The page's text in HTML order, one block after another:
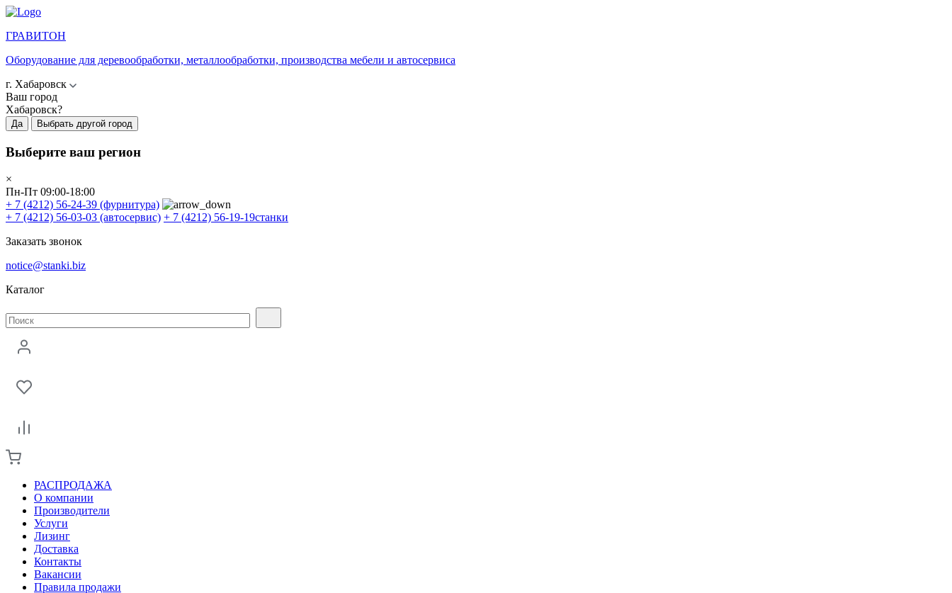
ГРАВИТОН
Оборудование для деревообработки, металлообработки, производства мебели и автосервиса
г. Хабаровск
Ваш город
Хабаровск?
Да Выбрать другой город
Выберите ваш регион
×
Пн-Пт 09:00-18:00
+ 7 (4212) 56-24-39 (фурнитура)
+ 7 (4212) 56-03-03 (автосервис) + 7 (4212) 56-19-19станки
Заказать звонок
notice@stanki.biz
Каталог
РАСПРОДАЖА
О компании
Производители
Услуги
Лизинг
Доставка
Контакты
Вакансии
Правила продажи